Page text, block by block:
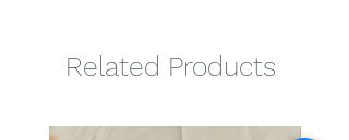
Related Products